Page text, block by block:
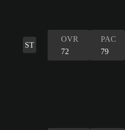
ST
OVR
72
PAC
79